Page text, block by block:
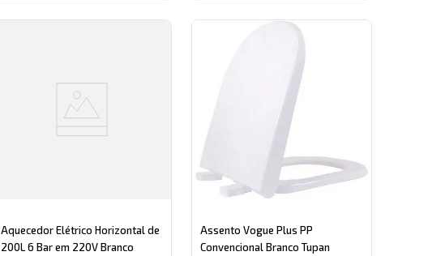
Aquecedor Elétrico Horizontal de
200L 6 Bar em 220V Branco
Assento Vogue Plus PP
Convencional Branco Tupan